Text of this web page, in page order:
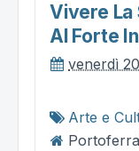
Vivere La
Al Forte
venerdì
Arte e